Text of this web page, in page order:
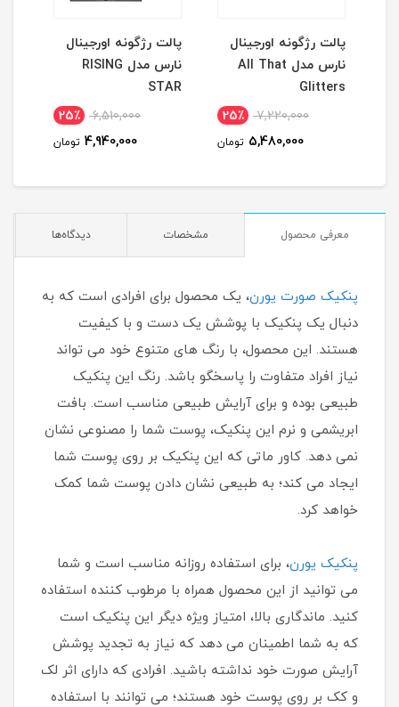
پالت رژگونه اورجینال
نارس مدل All That
Glitters
7,220,000 25٪
5,480,000 تومان
پالت رژگونه اورجینال
نارس مدل RISING
STAR
6,510,000 25٪
4,940,000 تومان
معرفی محصول مشخصات دیدگاه‌ها
پنکیک صورت یورن، یک محصول برای افرادی است که به
دنبال یک پنکیک با پوشش یک دست و با کیفیت
هستند. این محصول، با رنگ های متنوع خود می تواند
نیاز افراد متفاوت را پاسخگو باشد. رنگ این پنکیک
طبیعی بوده و برای آرایش طبیعی مناسب است. بافت
ابریشمی و نرم این پنکیک، پوست شما را مصنوعی نشان
نمی دهد. کاور ماتی که این پنکیک بر روی پوست شما
ایجاد می کند؛ به طبیعی نشان دادن پوست شما کمک
خواهد کرد.
پنکیک یورن، برای استفاده روزانه مناسب است و شما
می توانید از این محصول همراه با مرطوب کننده استفاده
کنید. ماندگاری بالا، امتیاز ویژه دیگر این پنکیک است
که به شما اطمینان می دهد که نیاز به تجدید پوشش
آرایش صورت خود نداشته باشید. افرادی که دارای اثر لک
و کک بر روی پوست خود هستند؛ می توانند با استفاده